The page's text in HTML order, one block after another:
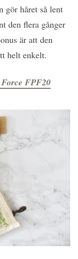
gör håret så lent
den flera gånger
är att den
helt enkelt.
FPF20